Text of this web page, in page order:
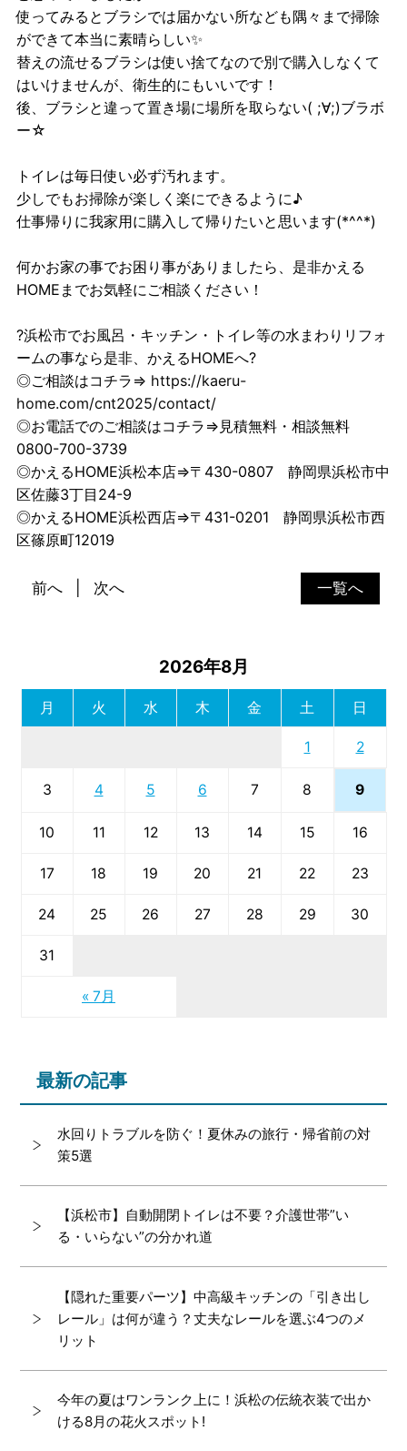
使ってみるとブラシでは届かない所なども隅々まで掃除
ができて本当に素晴らしい✨
替えの流せるブラシは使い捨てなので別で購入しなくて
はいけませんが、衛生的にもいいです！
後、ブラシと違って置き場に場所を取らない( ;∀;)ブラボ
ー☆
トイレは毎日使い必ず汚れます。
少しでもお掃除が楽しく楽にできるように♪
仕事帰りに我家用に購入して帰りたいと思います(*^^*)
何かお家の事でお困り事がありましたら、是非かえる
HOMEまでお気軽にご相談ください！
?浜松市でお風呂・キッチン・トイレ等の水まわりリフォ
ームの事なら是非、かえるHOMEへ?
◎ご相談はコチラ⇒ https://kaeru-
home.com/cnt2025/contact/
◎お電話でのご相談はコチラ⇒見積無料・相談無料
0800-700-3739
◎かえるHOME浜松本店⇒〒430-0807 静岡県浜松市中
区佐藤3丁目24-9
◎かえるHOME浜松西店⇒〒431-0201 静岡県浜松市西
区篠原町12019
一覧へ
前へ 次へ
2026年8月
月 火 水 木 金 土 日
« 7月
1 2
3 4 5 6 7 8 9
10 11 12 13 14 15 16
17 18 19 20 21 22 23
24 25 26 27 28 29 30
31
最新の記事
水回りトラブルを防ぐ！夏休みの旅行・帰省前の対
策5選
【浜松市】自動開閉トイレは不要？介護世帯”い
る・いらない”の分かれ道
【隠れた重要パーツ】中高級キッチンの「引き出し
レール」は何が違う？丈夫なレールを選ぶ4つのメ
リット
今年の夏はワンランク上に！浜松の伝統衣装で出か
ける8月の花火スポット!